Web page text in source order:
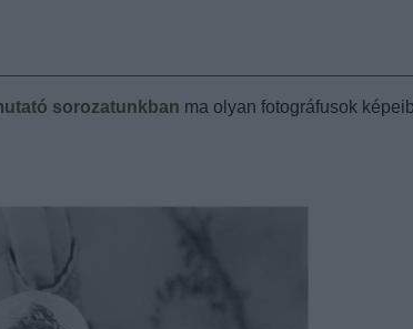
sorozatunkban ma olyan fotográfusok